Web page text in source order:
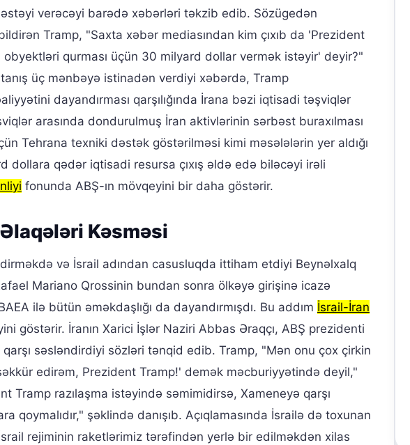
verəcəyi barədə xəbərləri təkzib edib. Sözügedən
Tramp, "Saxta xəbər mediasından kim çıxıb da 'Prezident
qurması üçün 30 milyard dollar vermək istəyir' deyir?"
üç mənbəyə istinadən verdiyi xəbərdə, Tramp
dayandırması qarşılığında İrana bəzi iqtisadi təşviqlər
arasında dondurulmuş İran aktivlərinin sərbəst buraxılması
Tehrana texniki dəstək göstərilməsi kimi məsələlərin yer aldığı
dollara qədər iqtisadi resursa çıxış əldə edə biləcəyi irəli
fonunda ABŞ-ın mövqeyini bir daha göstərir.
Kəsməsi
və İsrail adından casusluqda ittiham etdiyi Beynəlxalq
Mariano Qrossinin bundan sonra ölkəyə girişinə icazə
ilə bütün əməkdaşlığı da dayandırmışdı. Bu addım İsrail-İran
göstərir. İranın Xarici İşlər Naziri Abbas Əraqçı, ABŞ prezidenti
səsləndirdiyi sözləri tənqid edib. Tramp, "Mən onu çox çirkin
edirəm, Prezident Tramp!' demək məcburiyyətində deyil,"
Tramp razılaşma istəyində səmimidirsə, Xameneyə qarşı
şəklində danışıb. Açıqlamasında İsrailə də toxunan
rejiminin raketlərimiz tərəfindən yerlə bir edilməkdən xilas